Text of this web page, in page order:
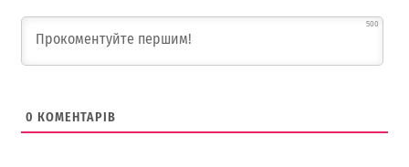
500
0 КОМЕНТАРІВ